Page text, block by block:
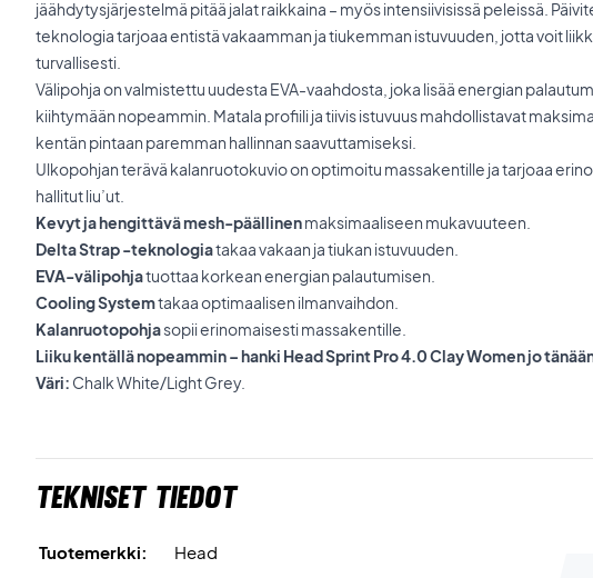
jäähdytysjärjestelmä pitää jalat raikkaina – myös intensiivisissä peleissä.
teknologia tarjoaa entistä vakaamman ja tiukemman istuvuuden, jotta voit
turvallisesti.
Välipohja on valmistettu uudesta EVA-vaahdosta, joka lisää energian
kiihtymään nopeammin. Matala profiili ja tiivis istuvuus mahdollistavat
kentän pintaan paremman hallinnan saavuttamiseksi.
Ulkopohjan terävä kalanruotokuvio on optimoitu massakentille ja tarjoaa
hallitut liu’ut.
Kevyt ja hengittävä mesh-päällinenmaksimaaliseen mukavuuteen.
Delta Strap -teknologiatakaa vakaan ja tiukan istuvuuden.
EVA-välipohjatuottaa korkean energian palautumisen.
Cooling Systemtakaa optimaalisen ilmanvaihdon.
Kalanruotopohjasopii erinomaisesti massakentille.
Liiku kentällä nopeammin – hanki Head Sprint Pro 4.0 Clay Women jo
Väri: Chalk White/Light Grey.
Tekniset tiedot
Tuotemerkki:
Head